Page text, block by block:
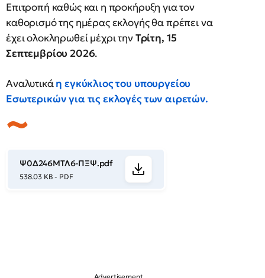
Επιτροπή καθώς και η προκήρυξη για τον
καθορισμό της ημέρας εκλογής θα πρέπει να
έχει ολοκληρωθεί μέχρι τηνΤρίτη, 15
Σεπτεμβρίου 2026.
Αναλυτικάη εγκύκλιος του υπουργείου
Εσωτερικών για τις εκλογές των αιρετών.
Ψ0Δ246ΜΤΛ6-ΠΞΨ.pdf
538.03 KB - PDF